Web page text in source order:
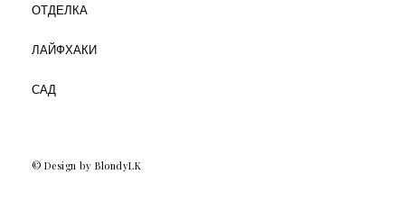
ОТДЕЛКА
ЛАЙФХАКИ
САД
© Design by BlondyLK